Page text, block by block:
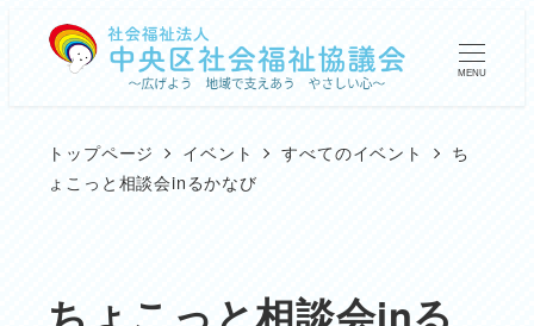
MENU
トップページ イベント すべてのイベント
ち
ょこっと相談会inるかなび
ちょこっと相談会inる